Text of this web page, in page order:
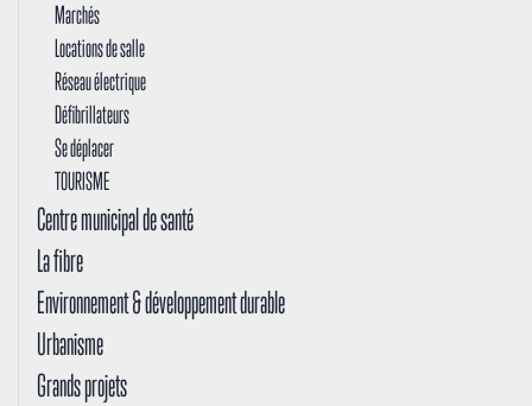
Marchés
Locations de salle
Réseau électrique
Défibrillateurs
Se déplacer
TOURISME
Centre municipal de santé
La fibre
Environnement & développement durable
Urbanisme
Grands projets